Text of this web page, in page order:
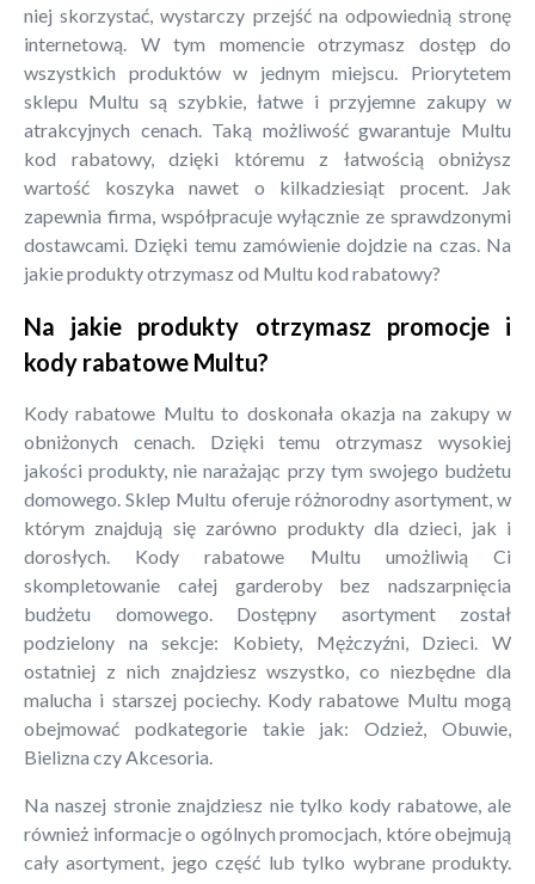
niej skorzystać, wystarczy przejść na odpowiednią stronę
internetową. W tym momencie otrzymasz dostęp do
wszystkich produktów w jednym miejscu. Priorytetem
sklepu Multu są szybkie, łatwe i przyjemne zakupy w
atrakcyjnych cenach. Taką możliwość gwarantuje Multu
kod rabatowy, dzięki któremu z łatwością obniżysz
wartość koszyka nawet o kilkadziesiąt procent. Jak
zapewnia firma, współpracuje wyłącznie ze sprawdzonymi
dostawcami. Dzięki temu zamówienie dojdzie na czas. Na
jakie produkty otrzymasz od Multu kod rabatowy?
Na jakie produkty otrzymasz promocje i
kody rabatowe Multu?
Kody rabatowe Multu to doskonała okazja na zakupy w
obniżonych cenach. Dzięki temu otrzymasz wysokiej
jakości produkty, nie narażając przy tym swojego budżetu
domowego. Sklep Multu oferuje różnorodny asortyment, w
którym znajdują się zarówno produkty dla dzieci, jak i
dorosłych. Kody rabatowe Multu umożliwią Ci
skompletowanie całej garderoby bez nadszarpnięcia
budżetu domowego. Dostępny asortyment został
podzielony na sekcje: Kobiety, Mężczyźni, Dzieci. W
ostatniej z nich znajdziesz wszystko, co niezbędne dla
malucha i starszej pociechy. Kody rabatowe Multu mogą
obejmować podkategorie takie jak: Odzież, Obuwie,
Bielizna czy Akcesoria.
Na naszej stronie znajdziesz nie tylko kody rabatowe, ale
również informacje o ogólnych promocjach, które obejmują
cały asortyment, jego część lub tylko wybrane produkty.